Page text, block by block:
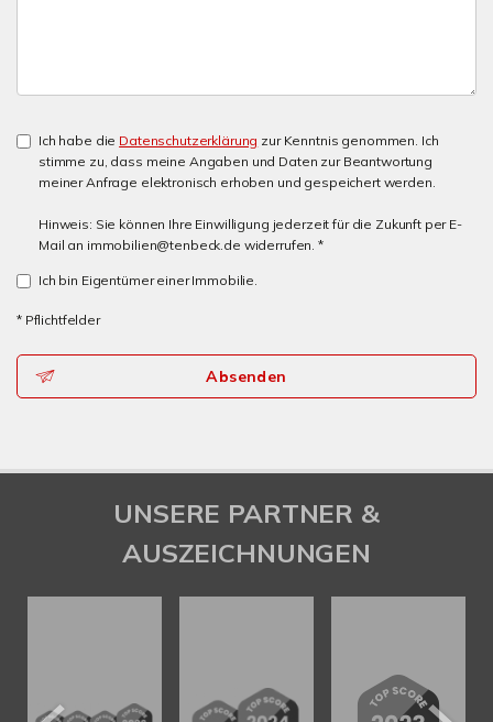
Ich habe die Datenschutzerklärung zur Kenntnis genommen. Ich
stimme zu, dass meine Angaben und Daten zur Beantwortung
meiner Anfrage elektronisch erhoben und gespeichert werden.
Hinweis: Sie können Ihre Einwilligung jederzeit für die Zukunft per E-
Mail an immobilien@tenbeck.de widerrufen. *
Ich bin Eigentümer einer Immobilie.
* Pflichtfelder
Absenden
UNSERE PARTNER &
AUSZEICHNUNGEN